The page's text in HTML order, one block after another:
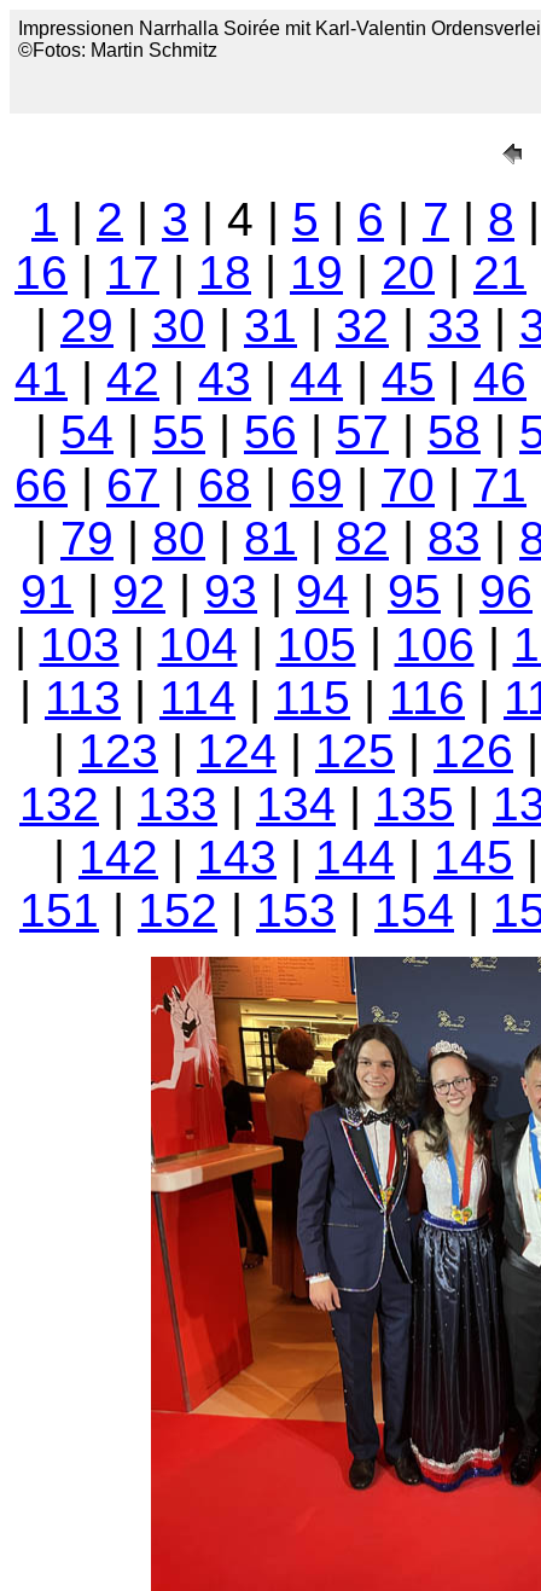
Impressionen Narrhalla Soirée mit Karl-Valentin
©Fotos: Martin Schmitz
1 | 2 | 3 | 4 | 5 | 6 | 7 | 8
16 | 17 | 18 | 19 | 20 | 21
| 29 | 30 | 31 | 32 | 33 |
41 | 42 | 43 | 44 | 45 | 46
| 54 | 55 | 56 | 57 | 58 |
66 | 67 | 68 | 69 | 70 | 71
| 79 | 80 | 81 | 82 | 83 |
91 | 92 | 93 | 94 | 95 | 96
| 103 | 104 | 105 | 106 |
| 113 | 114 | 115 | 116 |
| 123 | 124 | 125 | 126
132 | 133 | 134 | 135 |
| 142 | 143 | 144 | 145
151 | 152 | 153 | 154 |